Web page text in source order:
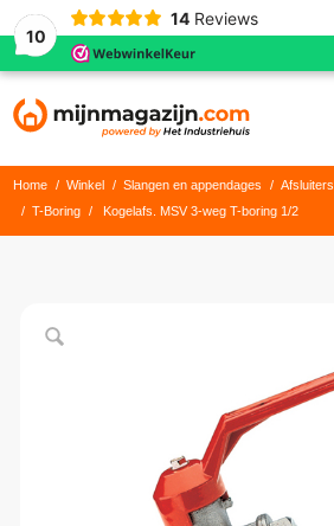
10
14 Reviews
Home / Winkel / Slangen en appendages / Afsluiters
/ T-Boring / Kogelafs. MSV 3-weg T-boring 1/2